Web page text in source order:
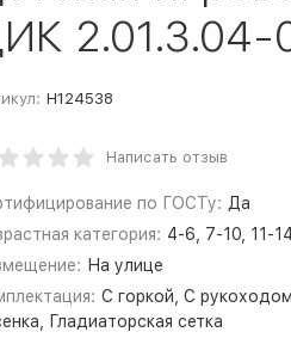
2.01.3.04-
Н124538
Написать отзыв
по ГОСТу: Да
категория: 4-6, 7-10, 11-14
На улице
С горкой, С
Гладиаторская сетка